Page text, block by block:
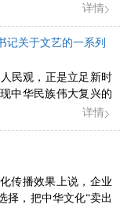
详情
关于文艺的一系列
民观，正是立足新时
中华民族伟大复兴的
人民为中心的创作导
详情
传播效果上说，企业
择，把中华文化“卖出